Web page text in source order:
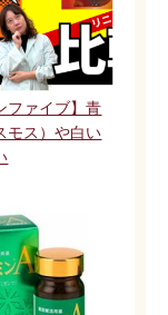
ファイブ】青
モス）や白い